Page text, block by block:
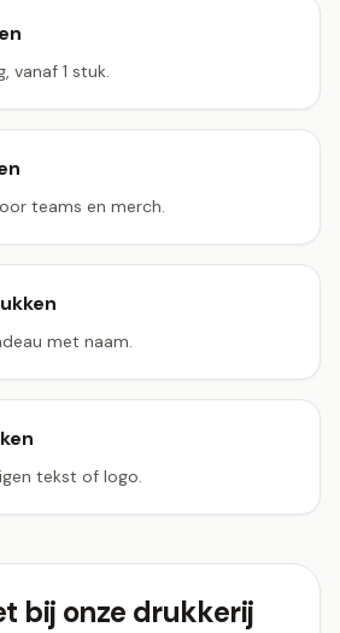
vanaf 1 stuk.
teams en merch.
met naam.
tekst of logo.
bij onze drukkerij